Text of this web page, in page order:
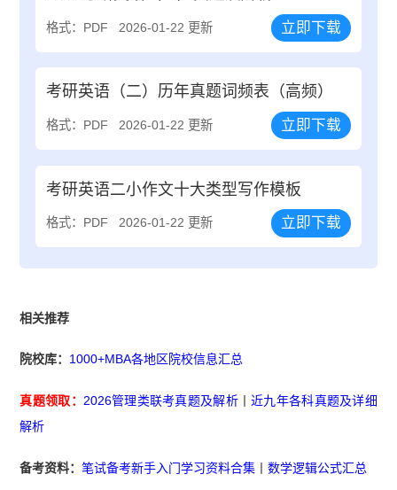
格式：PDF 2026-01-22 更新 立即下载
考研英语（二）历年真题词频表（高频）
格式：PDF 2026-01-22 更新 立即下载
考研英语二小作文十大类型写作模板
格式：PDF 2026-01-22 更新 立即下载
相关推荐
院校库： 1000+MBA各地区院校信息汇总
真题领取： 2026管理类联考真题及解析丨近九年各科真题及详细
解析
备考资料：笔试备考新手入门学习资料合集 丨数学逻辑公式汇总